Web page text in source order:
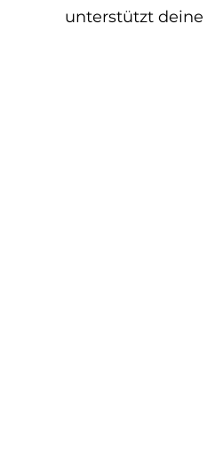
unterstützt deine